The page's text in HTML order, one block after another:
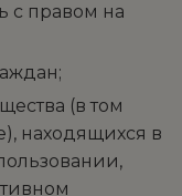
с правом на
(в том
находящихся в